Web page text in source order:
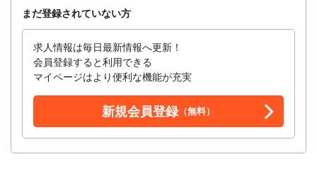
まだ登録されていない方
求人情報は毎日最新情報へ更新！
会員登録すると利用できる
マイページはより便利な機能が充実
新規会員登録（無料）